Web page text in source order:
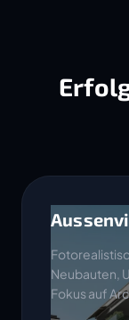
Neubauten,
Fokus auf